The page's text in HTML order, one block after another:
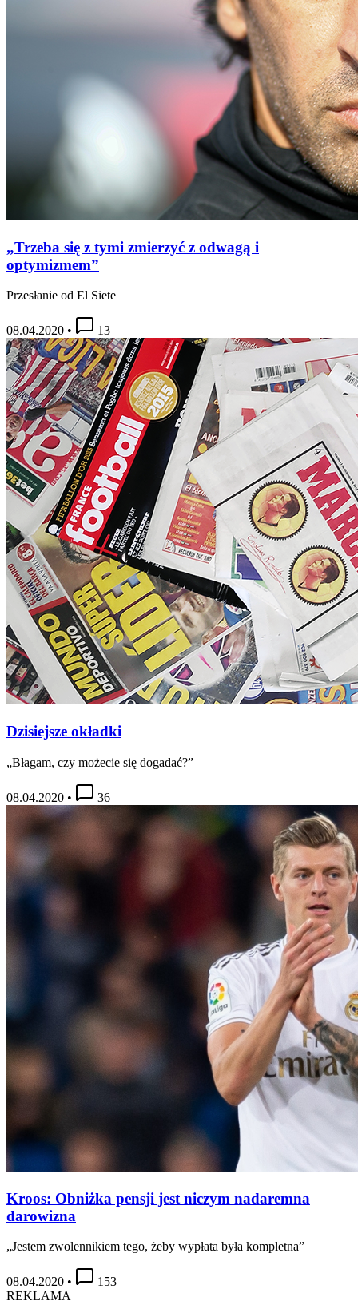
„Trzeba się z tymi zmierzyć z odwagą i
optymizmem”
Przesłanie od El Siete
08.04.2020 • 13
Dzisiejsze okładki
„Błagam, czy możecie się dogadać?”
08.04.2020 • 36
Kroos: Obniżka pensji jest niczym nadaremna
darowizna
„Jestem zwolennikiem tego, żeby wypłata była kompletna”
08.04.2020 •
153
REKLAMA